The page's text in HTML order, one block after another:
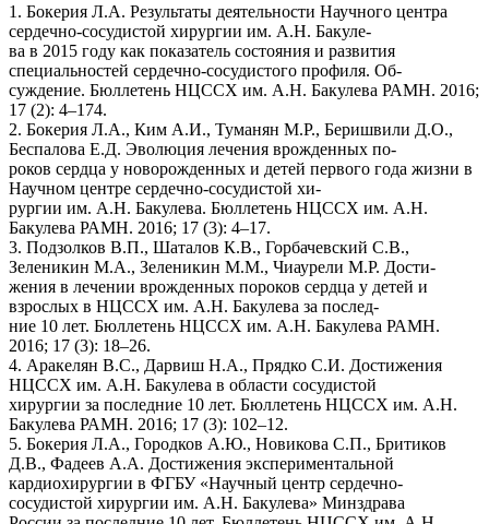
1. Бокерия Л.А. Результаты деятельности Научного центра
сердечно-сосудистой хирургии им. А.Н. Бакуле-
ва в 2015 году как показатель состояния и развития
специальностей сердечно-сосудистого профиля. Об-
суждение. Бюллетень НЦССХ им. А.Н. Бакулева РАМН. 2016;
17 (2): 4–174.
2. Бокерия Л.А., Ким А.И., Туманян М.Р., Беришвили Д.О.,
Беспалова Е.Д. Эволюция лечения врожденных по-
роков сердца у новорожденных и детей первого года жизни в
Научном центре сердечно-сосудистой хи-
рургии им. А.Н. Бакулева. Бюллетень НЦССХ им. А.Н.
Бакулева РАМН. 2016; 17 (3): 4–17.
3. Подзолков В.П., Шаталов К.В., Горбачевский С.В.,
Зеленикин М.А., Зеленикин М.М., Чиаурели М.Р. Дости-
жения в лечении врожденных пороков сердца у детей и
взрослых в НЦССХ им. А.Н. Бакулева за послед-
ние 10 лет. Бюллетень НЦССХ им. А.Н. Бакулева РАМН.
2016; 17 (3): 18–26.
4. Аракелян В.С., Дарвиш Н.А., Прядко С.И. Достижения
НЦССХ им. А.Н. Бакулева в области сосудистой
хирургии за последние 10 лет. Бюллетень НЦССХ им. А.Н.
Бакулева РАМН. 2016; 17 (3): 102–12.
5. Бокерия Л.А., Городков А.Ю., Новикова С.П., Бритиков
Д.В., Фадеев А.А. Достижения экспериментальной
кардиохирургии в ФГБУ «Научный центр сердечно-
сосудистой хирургии им. А.Н. Бакулева» Минздрава